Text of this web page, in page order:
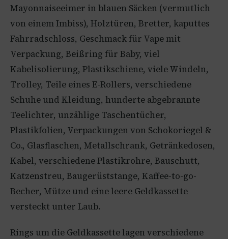
Mayonnaiseeimer in blauen Säcken (vermutlich
von einem Imbiss), Holztüren, Bretter, kaputtes
Fahrradschloss, Geschmack für Vape mit
Verpackung, Beißring für Baby, viel
Kabelisolierung, Plastikschiene, viele Windeln,
Trolley, Teile eines E-Rollers, verschiedene
Schuhe und Kleidung, hunderte abgebrannte
Teelichter, unzählige Taschentücher,
Plastikfolien, Verpackungen von Schokoriegel &
Co., Glasflaschen, Metallschrank, Getränkedosen,
Kabel, verschiedene Plastikrohre, Bauschutt,
Katzenstreu, Baugerüststange, Kaffee-to-go-
Becher, Mütze und eine leere Geldkassette
versteckt unter Laub.
Rings um die Geldkassette lagen verschiedene